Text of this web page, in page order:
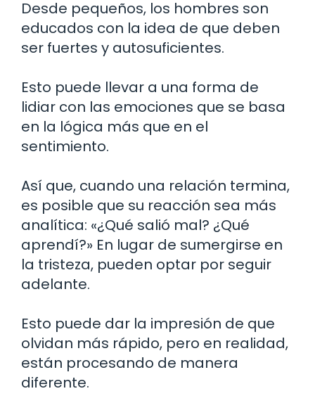
Desde pequeños, los hombres son
educados con la idea de que deben
ser fuertes y autosuficientes.
Esto puede llevar a una forma de
lidiar con las emociones que se basa
en la lógica más que en el
sentimiento.
Así que, cuando una relación termina,
es posible que su reacción sea más
analítica: «¿Qué salió mal? ¿Qué
aprendí?» En lugar de sumergirse en
la tristeza, pueden optar por seguir
adelante.
Esto puede dar la impresión de que
olvidan más rápido, pero en realidad,
están procesando de manera
diferente.